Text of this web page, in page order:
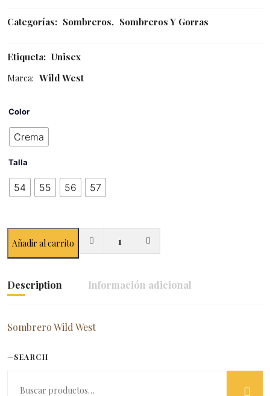
Categorías: Sombreros, Sombreros Y Gorras
Etiqueta: Unisex
Marca: Wild West
Color
Crema
Talla
54 55 56 57
Añadir al carrito
Description Información adicional
Sombrero Wild West
SEARCH